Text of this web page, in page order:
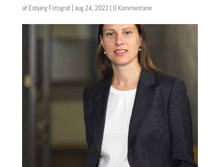
af Esbjerg Fotograf| aug 24, 2022 | 0 Kommentarer